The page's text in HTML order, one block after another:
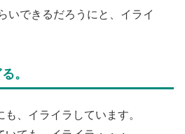
いできるだろうにと、イライ
。
、イライラしています。